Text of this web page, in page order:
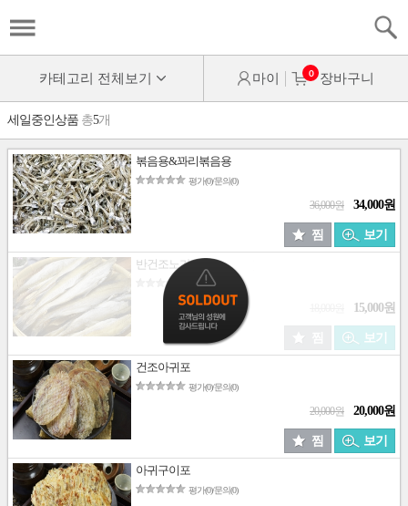
카테고리 전체보기 마이 0 장바구니
세일중인상품 총5개
볶음용&꽈리볶음용
평가(0)/문의(0)
36,000원 34,000원
보기
찜
반건조노가리
평가(0)/문의(0)
15,000원
보기
건조아귀포
평가(0)/문의(0)
20,000원 20,000원
보기
찜
아귀구이포
평가(0)/문의(0)